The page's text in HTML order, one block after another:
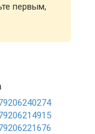
первым,